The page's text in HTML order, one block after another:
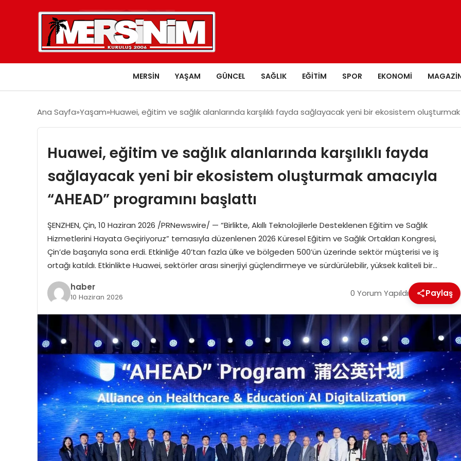
MERSIN YAŞAM GÜNCEL SAĞLIK EĞITIM SPOR EKONOMI
Ana Sayfa Yaşam Huawei, eğitim ve sağlık alanlarında karşılıklı fayda sağlayacak yeni bir ekosistem oluşturmak
Huawei, eğitim ve sağlık alanlarında karşılıklı fayda
sağlayacak yeni bir ekosistem oluşturmak amacıyla
“AHEAD” programını başlattı
ŞENZHEN, Çin, 10 Haziran 2026 /PRNewswire/ — “Birlikte, Akıllı Teknolojilerle Desteklenen Eğitim ve Sağlık
Hizmetlerini Hayata Geçiriyoruz” temasıyla düzenlenen 2026 Küresel Eğitim ve Sağlık Ortakları Kongresi,
Çin’de başarıyla sona erdi. Etkinliğe 40’tan fazla ülke ve bölgeden 500’ün üzerinde sektör müşterisi ve iş
ortağı katıldı. Etkinlikte Huawei, sektörler arası sinerjiyi güçlendirmeye ve sürdürülebilir, yüksek kaliteli bir…
haber
10 Haziran 2026 0 Yorum Yapıldı Paylaş